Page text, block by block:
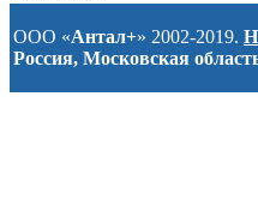
ООО «Антал+» 2002-2019.
Россия, Московская